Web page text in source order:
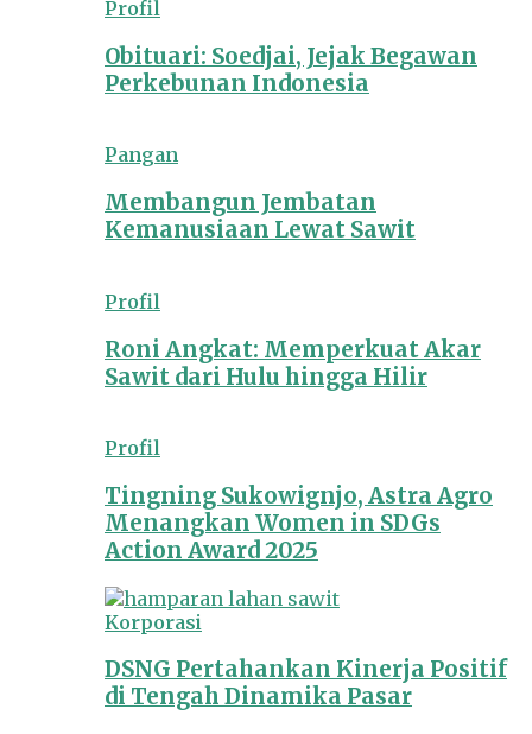
Profil
Obituari: Soedjai, Jejak Begawan
Perkebunan Indonesia
Pangan
Membangun Jembatan
Kemanusiaan Lewat Sawit
Profil
Roni Angkat: Memperkuat Akar
Sawit dari Hulu hingga Hilir
Profil
Tingning Sukowignjo, Astra Agro
Menangkan Women in SDGs
Action Award 2025
Korporasi
DSNG Pertahankan Kinerja Positif
di Tengah Dinamika Pasar